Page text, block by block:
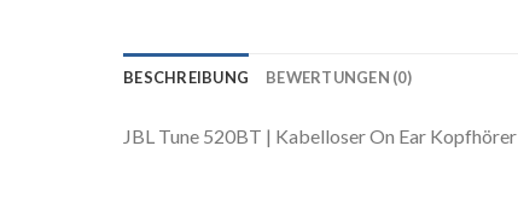
BESCHREIBUNG BEWERTUNGEN (0)
JBL Tune 520BT | Kabelloser On Ear Kopfhörer